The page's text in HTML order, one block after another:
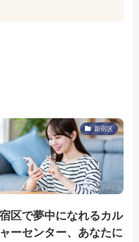
新宿区
区で夢中になれるカル
ーセンター、あなたに